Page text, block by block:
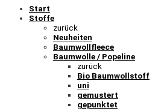
Start
Stoffe
zurück
Neuheiten
Baumwollfleece
Baumwolle / Popeline
zurück
Bio Baumwollstoff
uni
gemustert
gepunktet